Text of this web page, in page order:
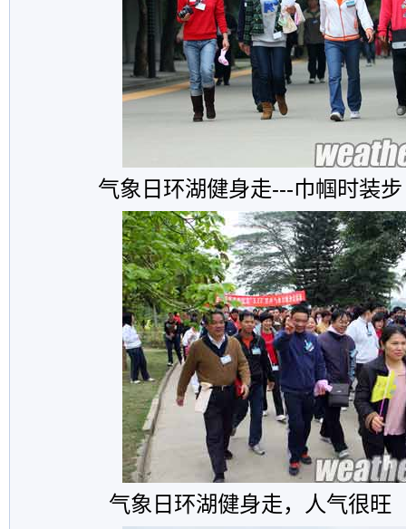
气象日环湖健身走---巾帼时装
气象日环湖健身走，人气很旺